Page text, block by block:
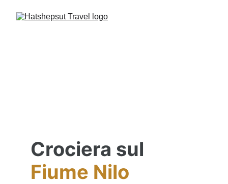
Crociera sul
Fiume Nilo